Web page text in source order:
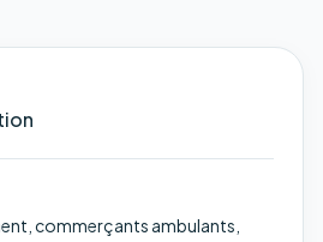
commerçants ambulants,